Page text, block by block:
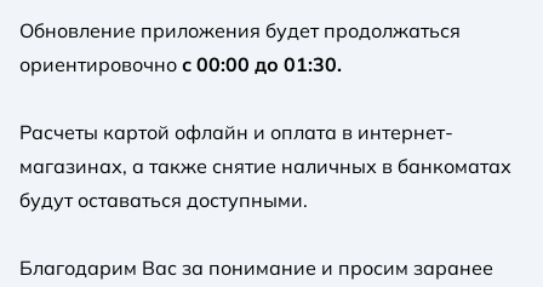
Обновление приложения будет продолжаться
ориентировочно с 00:00 до 01:30.
Расчеты картой офлайн и оплата в интернет-
магазинах, а также снятие наличных в банкоматах
будут оставаться доступными.
Благодарим Вас за понимание и просим заранее